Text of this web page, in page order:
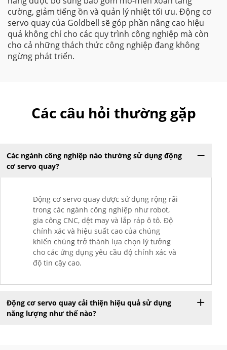
cường, giảm tiếng ồn và quản lý nhiệt tối ưu. Động cơ
servo quay của Goldbell sẽ góp phần nâng cao hiệu
quả không chỉ cho các quy trình công nghiệp mà còn
cho cả những thách thức công nghiệp đang không
ngừng phát triển.
Các câu hỏi thường gặp
Các ngành công nghiệp nào thường sử dụng động
cơ servo quay?
Động cơ servo quay được sử dụng rộng rãi
trong các ngành công nghiệp như robot,
gia công CNC, dệt may và lắp ráp ô tô. Độ
chính xác và hiệu suất cao của chúng
khiến chúng trở thành lựa chọn lý tưởng
cho các ứng dụng yêu cầu độ chính xác và
độ tin cậy cao.
Động cơ servo quay cải thiện hiệu quả sử dụng
năng lượng như thế nào?